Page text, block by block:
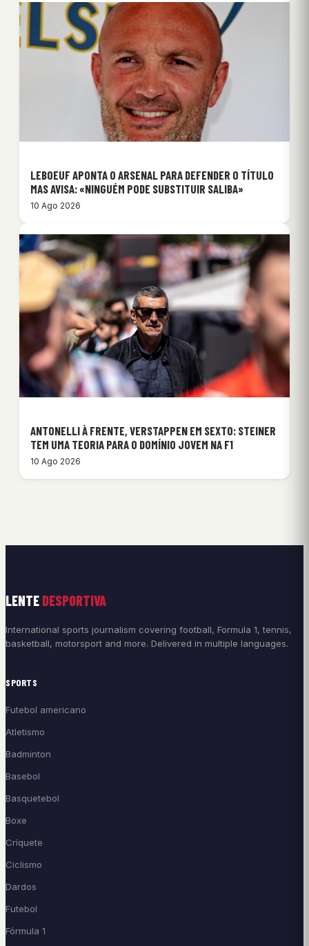
LEBOEUF APONTA O ARSENAL PARA DEFENDER O TÍTULO
MAS AVISA: «NINGUÉM PODE SUBSTITUIR SALIBA»
10 Ago 2026
ANTONELLI À FRENTE, VERSTAPPEN EM SEXTO: STEINER
TEM UMA TEORIA PARA O DOMÍNIO JOVEM NA F1
10 Ago 2026
LENTE DESPORTIVA
International sports journalism covering football, Formula 1, tennis,
basketball, motorsport and more. Delivered in multiple languages.
SPORTS
Futebol americano
Atletismo
Badminton
Basebol
Basquetebol
Boxe
Críquete
Ciclismo
Dardos
Futebol
Fórmula 1